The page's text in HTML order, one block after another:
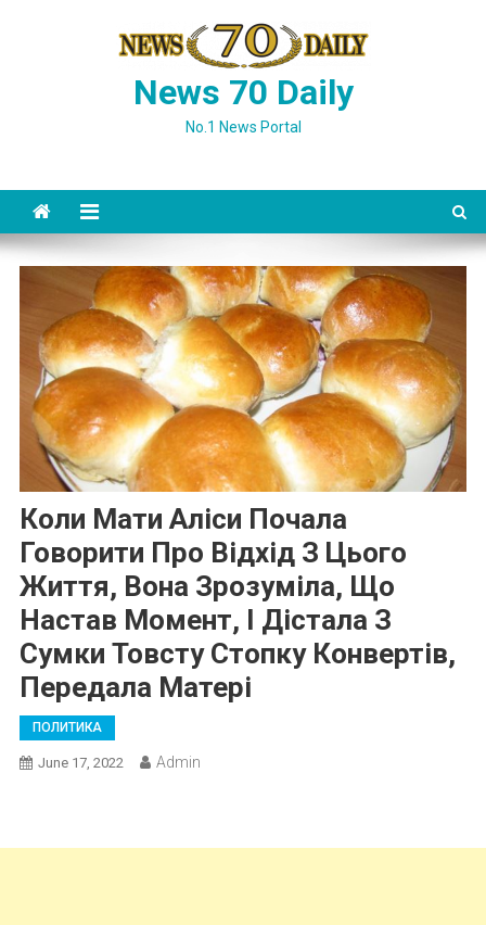
News 70 Daily
No.1 News Portal
Коли Мати Аліси Почала
Говорити Про Відхід З Цього
Життя, Вона Зрозуміла, Що
Настав Момент, І Дістала З
Сумки Товсту Стопку Конвертів,
Передала Матері
ПОЛИТИКА
June 17, 2022 Admin